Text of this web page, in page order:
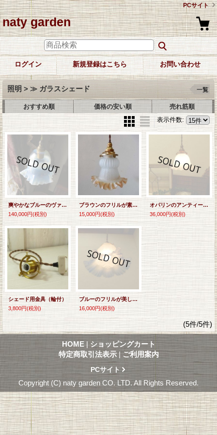
PCサイト
naty garden
ログイン 新規登録はこちら お問い合わせ
照明 > ≫ ガラスシェード 一覧
おすすめ順 価格の安い順
売れ筋順
表示件数:
爽やかなブルーのヴァセリンランプシェード
140,000円(税別)
ブラウンのフリルが素敵なガラスシェード☆イギリスアンティーク
15,000円(税別)
オパリンのアンティークガラスシェード
36,000円(税別)
シェード用金具（輪付）
3,800円(税別)
ブルーのフリルが美しい♪アンティークのガラスシェード
16,000円(税別)
(5件/5件)
HOME | ショッピングカート
特定商取引法表示 | ご利用案内
PCサイト
Copyright (C) naty garden CO. LTD. All Rights Reserved.